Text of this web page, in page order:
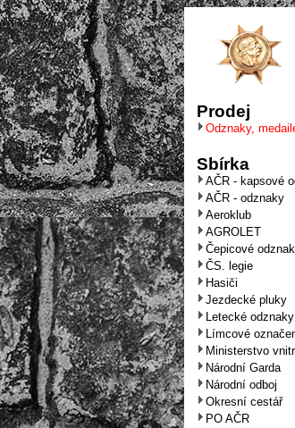
Prodej
Odznaky,
Sbírka
AČR - kapsové
AČR - odznaky
Aeroklub
AGROLET
Čepicové
ČS. legie
Hasiči
Jezdecké pluky
Letecké odznaky
Límcové
Ministerstvo
Národní Garda
Národní odboj
Okresní cestář
PO AČR